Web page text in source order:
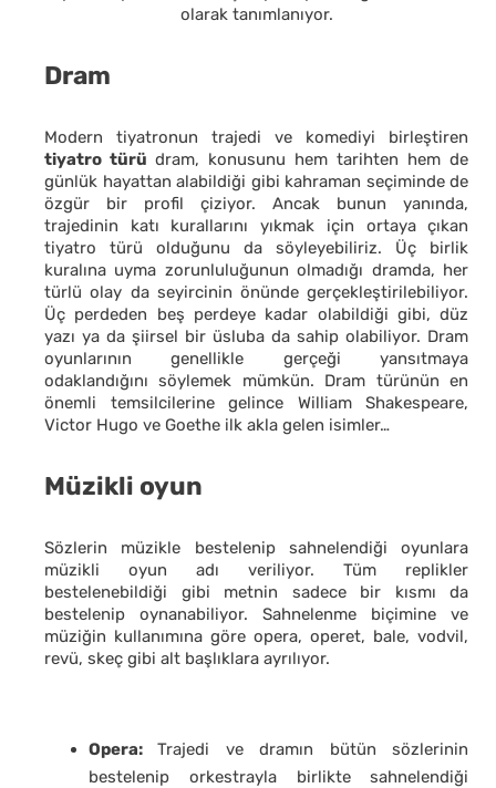
olarak tanımlanıyor.
Dram
Modern tiyatronun trajedi ve komediyi birleştiren
tiyatro türüdram, konusunu hem tarihten hem de
günlük hayattan alabildiği gibi kahraman seçiminde de
özgür bir profil çiziyor. Ancak bunun yanında,
trajedinin katı kurallarını yıkmak için ortaya çıkan
tiyatro türü olduğunu da söyleyebiliriz. Üç birlik
kuralına uyma zorunluluğunun olmadığı dramda, her
türlü olay da seyircinin önünde gerçekleştirilebiliyor.
Üç perdeden beş perdeye kadar olabildiği gibi, düz
yazı ya da şiirsel bir üsluba da sahip olabiliyor. Dram
oyunlarının genellikle gerçeği yansıtmaya
odaklandığını söylemek mümkün. Dram türünün en
önemli temsilcilerine gelince William Shakespeare,
Victor Hugo ve Goethe ilk akla gelen isimler…
Müzikli oyun
Sözlerin müzikle bestelenip sahnelendiği oyunlara
müzikli oyun adı veriliyor. Tüm replikler
bestelenebildiği gibi metnin sadece bir kısmı da
bestelenip oynanabiliyor. Sahnelenme biçimine ve
müziğin kullanımına göre opera, operet, bale, vodvil,
revü, skeç gibi alt başlıklara ayrılıyor.
Opera:Trajedi ve dramın bütün sözlerinin
bestelenip orkestrayla birlikte sahnelendiği